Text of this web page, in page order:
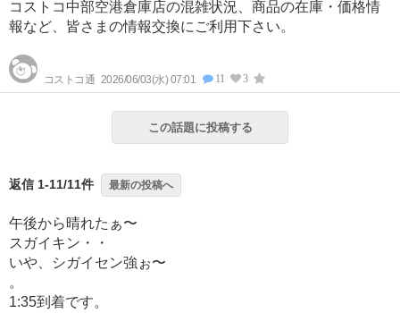
コストコ中部空港倉庫店の混雑状況、商品の在庫・価格情
報など、皆さまの情報交換にご利用下さい。
コストコ通 2026/06/03(水) 07:01 11 3
この話題に投稿する
返信 1-11/11件 最新の投稿へ
午後から晴れたぁ〜
スガイキン・・
いや、シガイセン強ぉ〜
。
1:35到着です。